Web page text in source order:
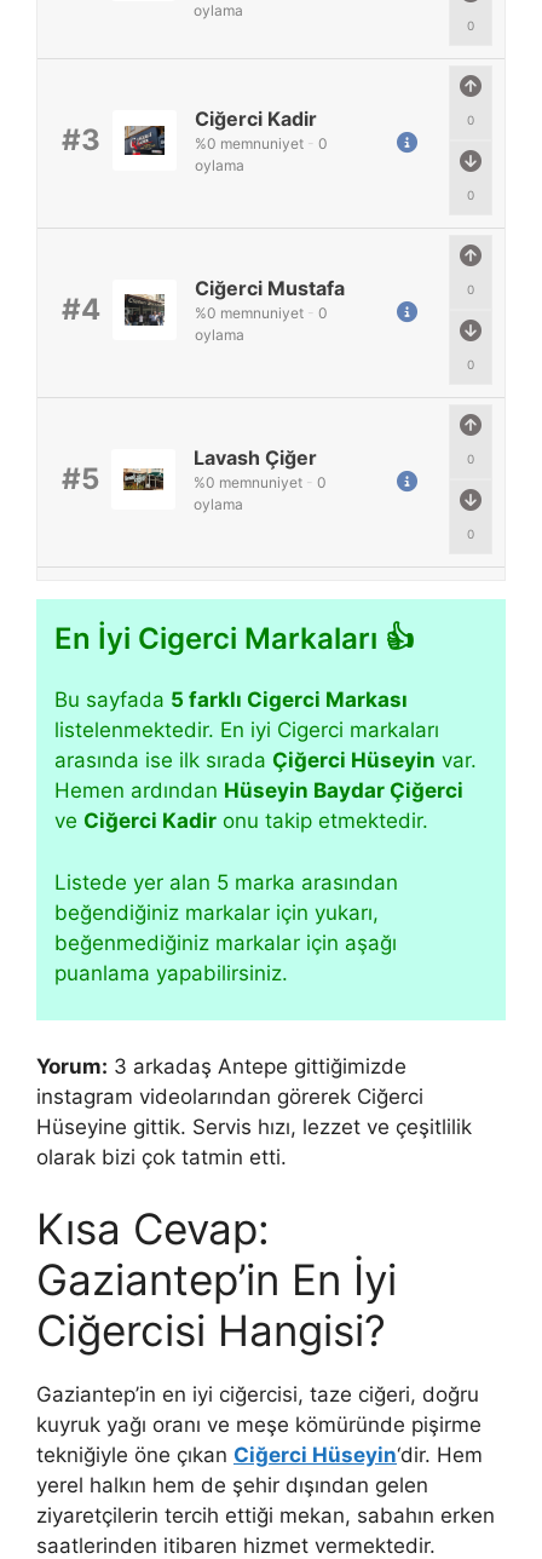
0
oylama
#3
0
0
Ciğerci Kadir
%0 memnuniyet - 0
oylama
#4
0
0
Ciğerci Mustafa
%0 memnuniyet - 0
oylama
#5
0
0
Lavash Çiğer
%0 memnuniyet - 0
oylama
En İyi Cigerci Markaları 👍
Bu sayfada 5 farklı Cigerci Markası
listelenmektedir. En iyi Cigerci markaları
arasında ise ilk sırada Çiğerci Hüseyin var.
Hemen ardından Hüseyin Baydar Çiğerci
ve Ciğerci Kadir onu takip etmektedir.
Listede yer alan 5 marka arasından
beğendiğiniz markalar için yukarı,
beğenmediğiniz markalar için aşağı
puanlama yapabilirsiniz.
Yorum: 3 arkadaş Antepe gittiğimizde
instagram videolarından görerek Ciğerci
Hüseyine gittik. Servis hızı, lezzet ve çeşitlilik
olarak bizi çok tatmin etti.
Kısa Cevap:
Gaziantep’in En İyi
Ciğercisi Hangisi?
Gaziantep’in en iyi ciğercisi, taze ciğeri, doğru
kuyruk yağı oranı ve meşe kömüründe pişirme
tekniğiyle öne çıkan Ciğerci Hüseyin‘dir. Hem
yerel halkın hem de şehir dışından gelen
ziyaretçilerin tercih ettiği mekan, sabahın erken
saatlerinden itibaren hizmet vermektedir.